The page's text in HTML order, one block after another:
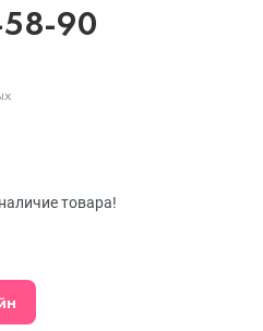
58-90
товара!